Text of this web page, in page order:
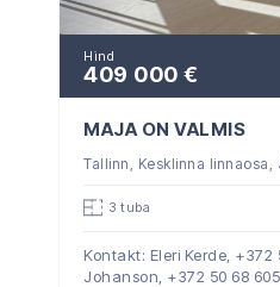
Hind
409 000 €
MAJA ON VALMIS
Tallinn, Kesklinna linnaosa,
3 tuba
Kontakt: Eleri Kerde, +372
Johanson, +372 50 68 605